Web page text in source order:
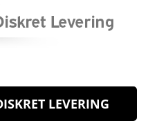
LEVERING